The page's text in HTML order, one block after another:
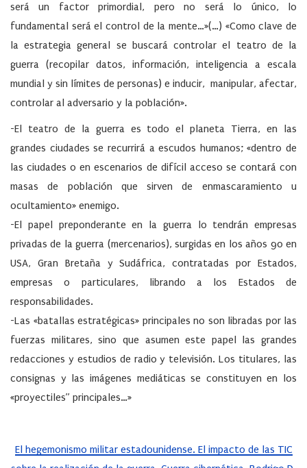
será un factor primordial, pero no será lo único, lo
fundamental será el control de la mente…»(…) «Como clave de
la estrategia general se buscará controlar el teatro de la
guerra (recopilar datos, información, inteligencia a escala
mundial y sin límites de personas) e inducir, manipular, afectar,
controlar al adversario y la población».
-El teatro de la guerra es todo el planeta Tierra, en las
grandes ciudades se recurrirá a escudos humanos; «dentro de
las ciudades o en escenarios de difícil acceso se contará con
masas de población que sirven de enmascaramiento u
ocultamiento» enemigo.
-El papel preponderante en la guerra lo tendrán empresas
privadas de la guerra (mercenarios), surgidas en los años 90 en
USA, Gran Bretaña y Sudáfrica, contratadas por Estados,
empresas o particulares, librando a los Estados de
responsabilidades.
-Las «batallas estratégicas» principales no son libradas por las
fuerzas militares, sino que asumen este papel las grandes
redacciones y estudios de radio y televisión. Los titulares, las
consignas y las imágenes mediáticas se constituyen en los
«proyectiles” principales…»
El hegemonismo militar estadounidense. El impacto de las TIC